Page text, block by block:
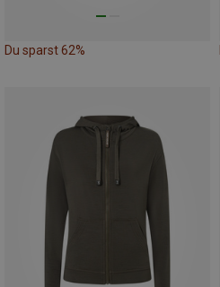
Du sparst 62%